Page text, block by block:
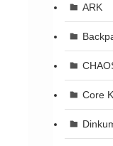
ARK
Core